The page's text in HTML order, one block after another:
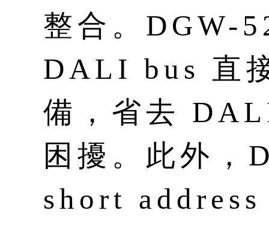
整合。DGW-
DALI bus 直
備，省去
困擾。此外，
short